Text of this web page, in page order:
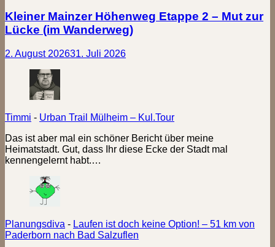
Kleiner Mainzer Höhenweg Etappe 2 – Mut zur
Lücke (im Wanderweg)
2. August 202631. Juli 2026
Timmi - Urban Trail Mülheim – Kul.Tour
Das ist aber mal ein schöner Bericht über meine
Heimatstadt. Gut, dass Ihr diese Ecke der Stadt mal
kennengelernt habt.…
Planungsdiva - Laufen ist doch keine Option! – 51 km von
Paderborn nach Bad Salzuflen